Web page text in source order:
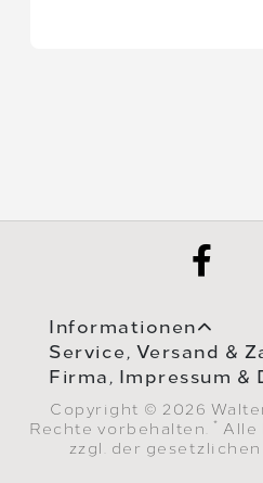
Informationen
Service, Versand &
Firma, Impressum &
Copyright © 2026
Rechte vorbehalten.
* Alle
zzgl. der